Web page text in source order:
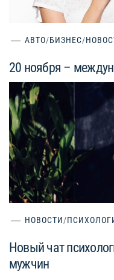
АВТО/БИЗНЕС/
20 ноября –
НОВОСТИ/
Новый чат
мужчин